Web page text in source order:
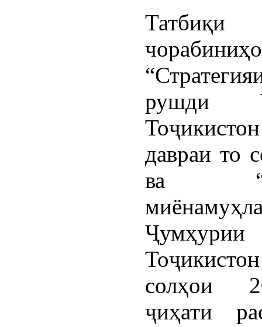
Татбиқи
рушди
давраи то
ва
Ҷумҳурии
солҳои
ҷиҳати